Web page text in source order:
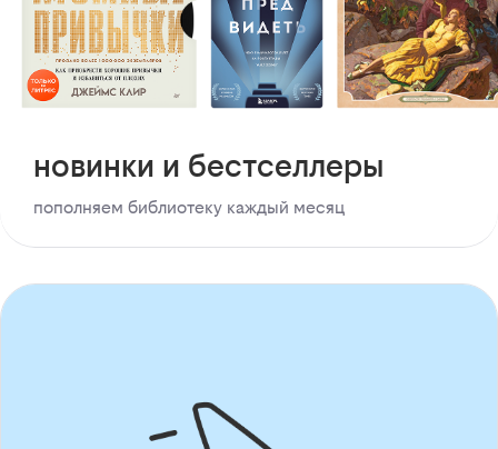
новинки и бестселлеры
пополняем библиотеку каждый месяц